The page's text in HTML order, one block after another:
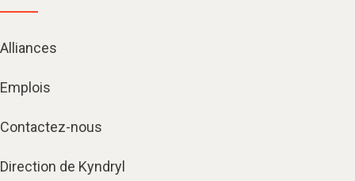
Alliances
Emplois
Contactez-nous
Direction de Kyndryl